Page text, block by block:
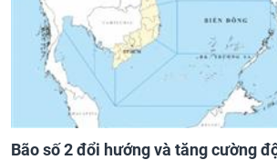
Bão số 2 đổi hướng và tăng cường